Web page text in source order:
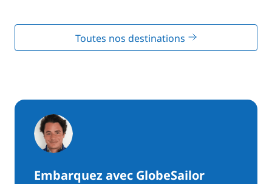
Toutes nos destinations
Embarquez avec GlobeSailor